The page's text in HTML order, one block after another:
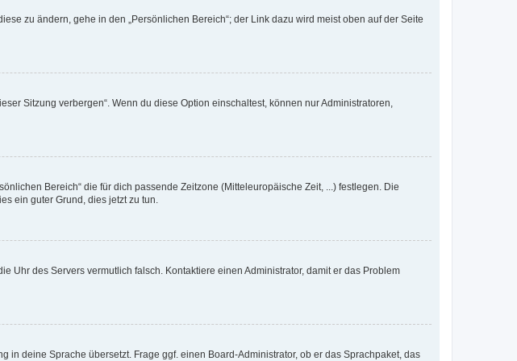
zu ändern, gehe in den „Persönlichen Bereich“; der Link dazu wird meist oben auf der Seite
Sitzung verbergen“. Wenn du diese Option einschaltest, können nur Administratoren,
Bereich“ die für dich passende Zeitzone (Mitteleuropäische Zeit, ...) festlegen. Die
ein guter Grund, dies jetzt zu tun.
Uhr des Servers vermutlich falsch. Kontaktiere einen Administrator, damit er das Problem
deine Sprache übersetzt. Frage ggf. einen Board-Administrator, ob er das Sprachpaket, das